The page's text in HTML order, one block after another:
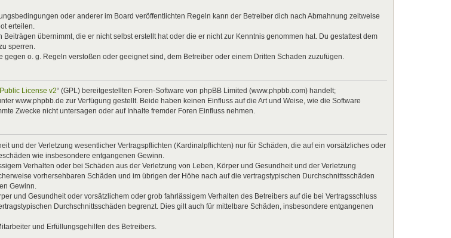
oder anderer im Board veröffentlichten Regeln kann der Betreiber dich nach Abmahnung zeitweise
erteilen.
übernimmt, die er nicht selbst erstellt hat oder die er nicht zur Kenntnis genommen hat. Du gestattest dem
sperren.
o. g. Regeln verstoßen oder geeignet sind, dem Betreiber oder einem Dritten Schaden zuzufügen.
License v2“ (GPL) bereitgestellten Foren-Software von phpBB Limited (www.phpbb.com) handelt;
www.phpbb.de zur Verfügung gestellt. Beide haben keinen Einfluss auf die Art und Weise, wie die Software
Zwecke nicht untersagen oder auf Inhalte fremder Foren Einfluss nehmen.
und der Verletzung wesentlicher Vertragspflichten (Kardinalpflichten) nur für Schäden, die auf ein vorsätzliches oder
wie insbesondere entgangenen Gewinn.
Verhalten oder bei Schäden aus der Verletzung von Leben, Körper und Gesundheit und der Verletzung
vorhersehbaren Schäden und im übrigen der Höhe nach auf die vertragstypischen Durchschnittsschäden
Gewinn.
und Gesundheit oder vorsätzlichem oder grob fahrlässigem Verhalten des Betreibers auf die bei Vertragsschluss
Durchschnittsschäden begrenzt. Dies gilt auch für mittelbare Schäden, insbesondere entgangenen
und Erfüllungsgehilfen des Betreibers.